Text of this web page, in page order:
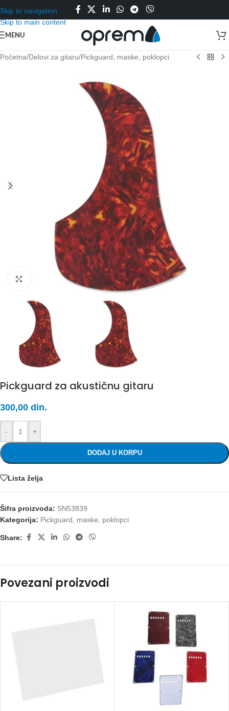
Skip to navigation
Skip to main content
MENU
Početna/Delovi za gitaru/Pickguard, maske, poklopci
Click to enlarge
Pickguard za akustičnu gitaru
300,00 din.
- +
DODAJ U KORPU
Lista želja
Šifra proizvoda: SN53839
Kategorija: Pickguard, maske, poklopci
Share:
Povezani proizvodi